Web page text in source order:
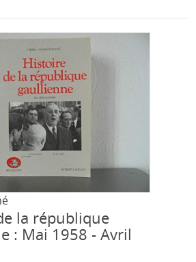
la république
: Mai 1958 - Avril